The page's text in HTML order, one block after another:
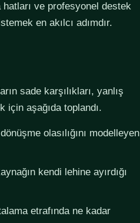
ve profesyonel destek
en akılcı adımdır.
sade karşılıkları, yanlış
için aşağıda toplandı.
olasılığını modelleyen
kendi lehine ayırdığı
etrafında ne kadar